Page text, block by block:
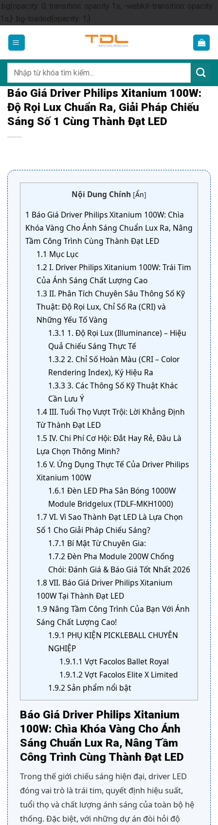
.bg{opacity: 0; transition: opacity 1s; -webkit-transition: opacity
1s;} .bg-loaded{opacity: 1;}Skip
content
kiếm:
Báo Giá Driver Philips Xitanium 100W:
Độ Rọi Lux Chuẩn Ra, Giải Pháp Chiếu
Sáng Số 1 Cùng Thành Đạt LED
Nội Dung Chính [Ẩn]
1 Báo Giá Driver Philips Xitanium 100W: Chìa
Khóa Vàng Cho Ánh Sáng Chuẩn Lux Ra, Nâng
Tầm Công Trình Cùng Thành Đạt LED
1.1 Mục Lục
1.2 I. Driver Philips Xitanium 100W: Trái Tim
Của Ánh Sáng Chất Lượng Cao
1.3 II. Phân Tích Chuyên Sâu Thông Số Kỹ
Thuật: Độ Rọi Lux, Chỉ Số Ra (CRI) và
Những Yếu Tố Vàng
1.3.1 1. Độ Rọi Lux (Illuminance) – Hiệu
Quả Chiếu Sáng Thực Tế
1.3.2 2. Chỉ Số Hoàn Màu (CRI – Color
Rendering Index), Ký Hiệu Ra
1.3.3 3. Các Thông Số Kỹ Thuật Khác
Cần Lưu Ý
1.4III. Tuổi Thọ Vượt Trội: Lời Khẳng Định
Từ Thành Đạt LED
1.5 IV. Chi Phí Cơ Hội: Đắt Hay Rẻ, Đâu Là
Lựa Chọn Thông Minh?
1.6 V. Ứng Dụng Thực Tế Của Driver Philips
Xitanium 100W
1.6.1 Đèn LED Pha Sân Bóng 1000W
Module Bridgelux (TDLF-MKH1000)
1.7VI. Vì Sao Thành Đạt LED Là Lựa Chọn
Số 1 Cho Giải Pháp Chiếu Sáng?
1.7.1 Bí Mật Từ Chuyên Gia:
1.7.2 Đèn Pha Module 200W Chống
Chói: Đánh Giá & Báo Giá Tốt Nhất 2026
1.8 VII. Báo Giá Driver Philips Xitanium
100W Tại Thành Đạt LED
1.9 Nâng Tầm Công Trình Của Bạn Với Ánh
Sáng Chất Lượng Cao!
1.9.1 PHỤ KIỆN PICKLEBALL CHUYÊN
NGHIỆP
1.9.1.1 Vợt Facolos Ballet Royal
1.9.1.2 Vợt Facolos Elite X Limited
1.9.2 Sản phẩm nổi bật
Báo Giá Driver Philips Xitanium
100W: Chìa Khóa Vàng Cho Ánh
Sáng Chuẩn Lux Ra, Nâng Tầm
Công Trình Cùng Thành Đạt LED
Trong thế giới chiếu sáng hiện đại, driver LED
đóng vai trò là trái tim, quyết định hiệu suất,
tuổi thọ và chất lượng ánh sáng của toàn bộ hệ
thống. Đặc biệt, với những dự án đòi hỏi độ